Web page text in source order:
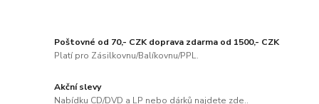
Poštovné od 70,- CZK doprava zdarma od 1500,- CZK
Platí pro Zásilkovnu/Balíkovnu/PPL.
Akční slevy
Nabídku CD/DVD a LP nebo dárků najdete zde..